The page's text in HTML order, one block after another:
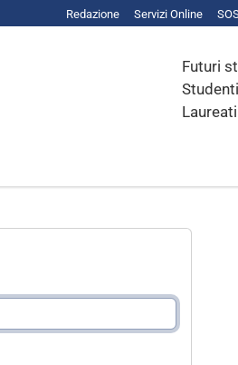
Redazione Servizi Online
Futuri
Laureati